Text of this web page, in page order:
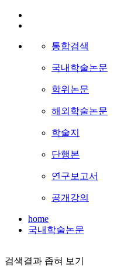
통합검색
국내학술논문
학위논문
해외학술논문
학술지
단행본
연구보고서
공개강의
home
국내학술논문
검색결과 좁혀 보기